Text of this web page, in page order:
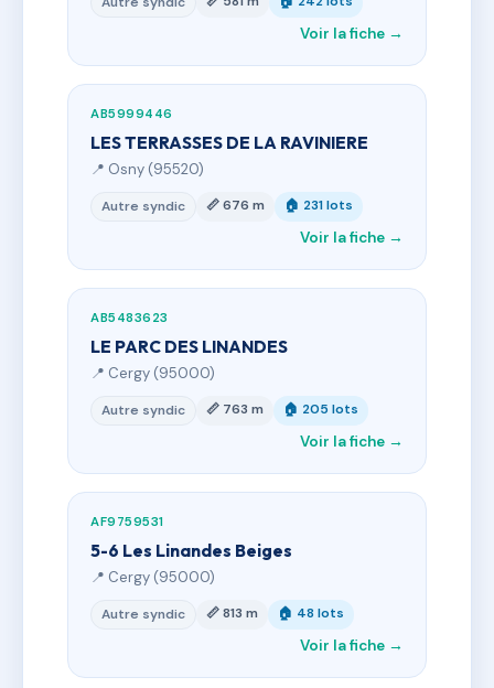
Voir la fiche →
AB5999446
LES TERRASSES DE LA RAVINIERE
📍 Osny (95520)
Autre syndic 📏 676 m 🏠 231 lots
Voir la fiche →
AB5483623
LE PARC DES LINANDES
📍 Cergy (95000)
Autre syndic 📏 763 m 🏠 205 lots
Voir la fiche →
AF9759531
5-6 Les Linandes Beiges
📍 Cergy (95000)
Autre syndic 📏 813 m 🏠 48 lots
Voir la fiche →